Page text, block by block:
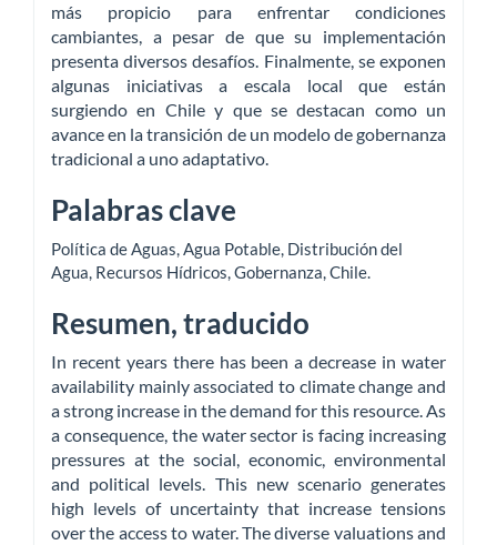
más propicio para enfrentar condiciones
cambiantes, a pesar de que su implementación
presenta diversos desafíos. Finalmente, se exponen
algunas iniciativas a escala local que están
surgiendo en Chile y que se destacan como un
avance en la transición de un modelo de gobernanza
tradicional a uno adaptativo.
Palabras clave
Política de Aguas,Agua Potable, Distribución del
Agua, Recursos Hídricos,Gobernanza,Chile.
Resumen, traducido
In recent years there has been a decrease in water
availability mainly associated to climate change and
a strong increase in the demand for this resource. As
a consequence, the water sector is facing increasing
pressures at the social, economic, environmental
and political levels. This new scenario generates
high levels of uncertainty that increase tensions
over the access to water. The diverse valuations and